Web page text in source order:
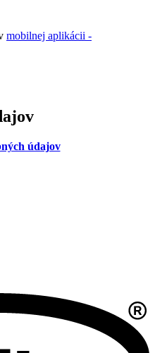
mobilnej aplikácii -
údajov